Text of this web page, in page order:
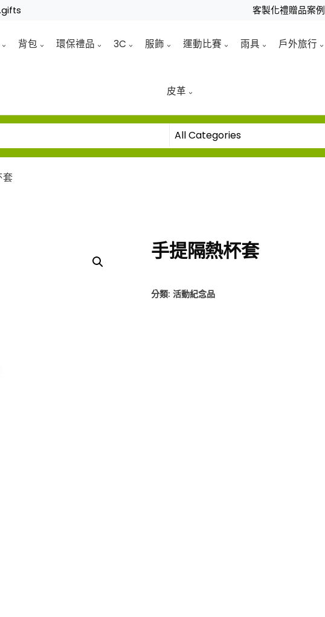
客製化禮贈品案例
背包 環保禮品 3C 服飾 運動比賽 雨具 戶外旅行
皮革
套
手提隔熱杯套
分類:活動紀念品